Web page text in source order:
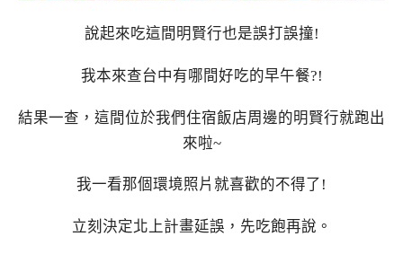
說起來吃這間明賢行也是誤打誤撞!
我本來查台中有哪間好吃的早午餐?!
結果一查，這間位於我們住宿飯店周邊的明賢行就跑出
來啦~
我一看那個環境照片就喜歡的不得了!
立刻決定北上計畫延誤，先吃飽再說。